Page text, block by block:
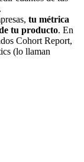
tu métrica
tu producto. En
Cohort Report,
(lo llaman